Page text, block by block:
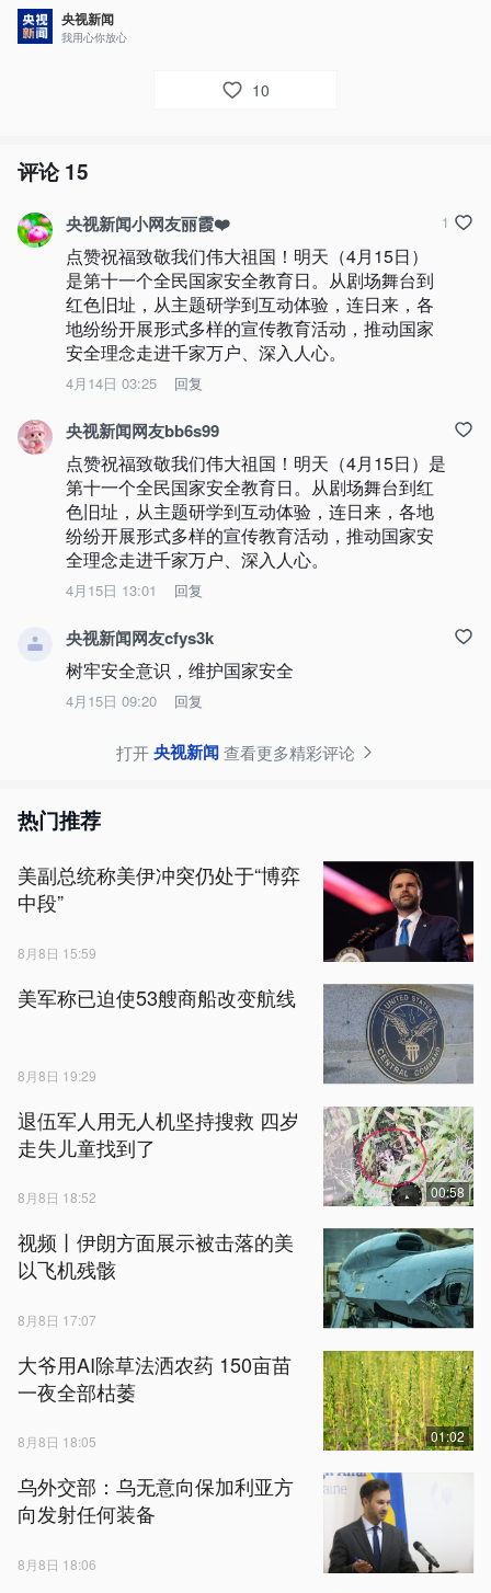
央视新闻
我用心你放心
10
评论15
央视新闻小网友丽霞❤️
点赞祝福致敬我们伟大祖国！明天（4月15日）
是第十一个全民国家安全教育日。从剧场舞台到
红色旧址，从主题研学到互动体验，连日来，各
地纷纷开展形式多样的宣传教育活动，推动国家
安全理念走进千家万户、深入人心。
4月14日 03:25 回复
1
央视新闻网友bb6s99
点赞祝福致敬我们伟大祖国！明天（4月15日）是
第十一个全民国家安全教育日。从剧场舞台到红
色旧址，从主题研学到互动体验，连日来，各地
纷纷开展形式多样的宣传教育活动，推动国家安
全理念走进千家万户、深入人心。
4月15日 13:01 回复
央视新闻网友cfys3k
树牢安全意识，维护国家安全
4月15日 09:20 回复
打开央视新闻查看更多精彩评论
热门推荐
美副总统称美伊冲突仍处于“博弈
中段”
8月8日 15:59
美军称已迫使53艘商船改变航线
8月8日 19:29
退伍军人用无人机坚持搜救 四岁
走失儿童找到了
8月8日 18:52 00:58
视频丨伊朗方面展示被击落的美
以飞机残骸
8月8日 17:07
大爷用AI除草法洒农药 150亩苗
一夜全部枯萎
8月8日 18:05 01:02
乌外交部：乌无意向保加利亚方
向发射任何装备
8月8日 18:06